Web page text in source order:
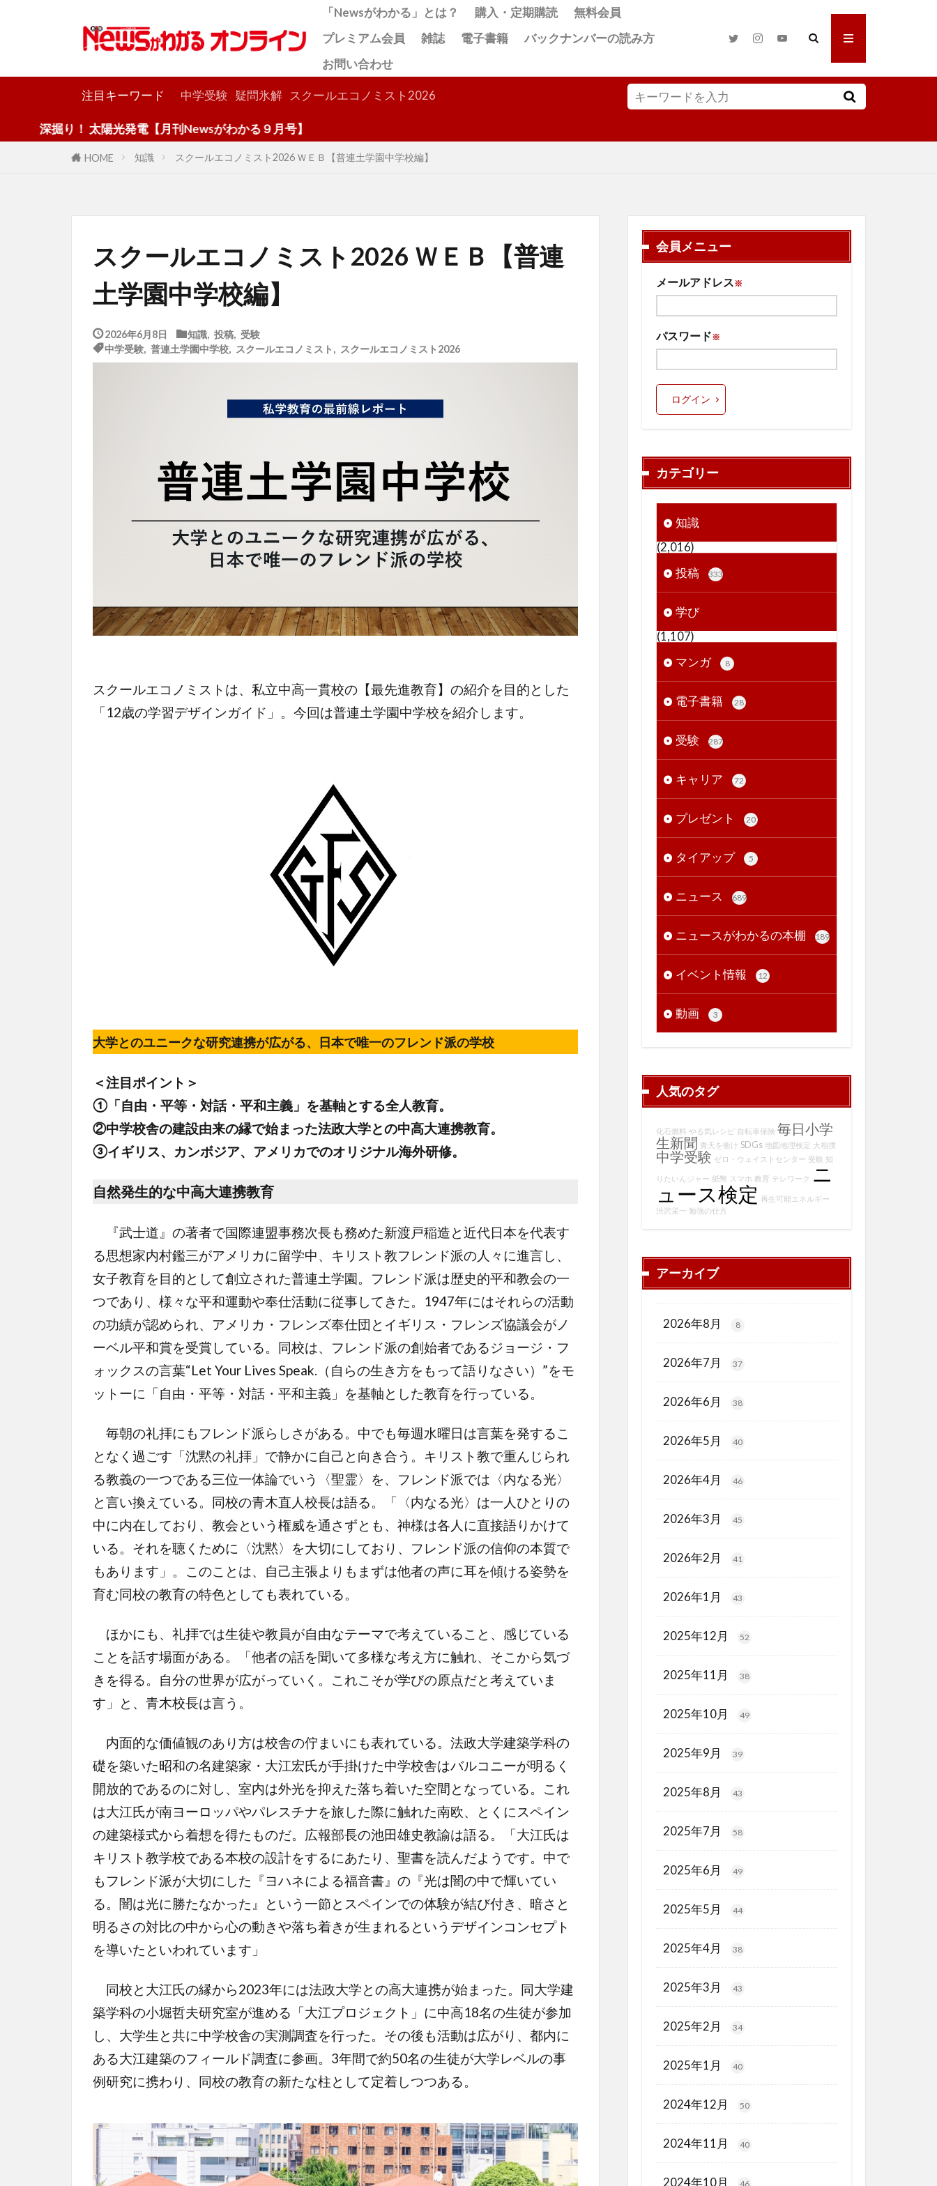
「Newsがわかる」とは？ 購入・定期購読
無料会員
プレミアム会員
雑誌 電子書籍
バックナンバーの読み方
お問い合わせ
注目キーワード 中学受験 疑問氷解 スクールエコノミスト2026
！ 太陽光発電【月刊Newsがわかる９月号】
HOME 知識 スクールエコノミスト2026 ＷＥＢ【普連土学園中学校編】
スクールエコノミスト2026 ＷＥＢ【普連
土学園中学校編】
2026年6月8日 知識 投稿
受験
中学受験, 普連土学園中学校, スクールエコノミスト スクールエコノミスト2026
スクールエコノミストは、私立中高一貫校の【最先進教育】の紹介を目的とした
「12歳の学習デザインガイド」。今回は普連土学園中学校を紹介します。
大学とのユニークな研究連携が広がる、日本で唯一のフレンド派の学校
＜注目ポイント＞
①「自由・平等・対話・平和主義」を基軸とする全人教育。
②中学校舎の建設由来の縁で始まった法政大学との中高大連携教育。
③イギリス、カンボジア、アメリカでのオリジナル海外研修。
自然発生的な中高大連携教育
『武士道』の著者で国際連盟事務次長も務めた新渡戸稲造と近代日本を代表す
る思想家内村鑑三がアメリカに留学中、キリスト教フレンド派の人々に進言し、
女子教育を目的として創立された普連土学園。フレンド派は歴史的平和教会の一
つであり、様々な平和運動や奉仕活動に従事してきた。1947年にはそれらの活動
の功績が認められ、アメリカ・フレンズ奉仕団とイギリス・フレンズ協議会がノ
ーベル平和賞を受賞している。同校は、フレンド派の創始者であるジョージ・フ
ォックスの言葉“Let Your Lives Speak.（自らの生き方をもって語りなさい）”をモ
ットーに「自由・平等・対話・平和主義」を基軸とした教育を行っている。
毎朝の礼拝にもフレンド派らしさがある。中でも毎週水曜日は言葉を発するこ
となく過ごす「沈黙の礼拝」で静かに自己と向き合う。キリスト教で重んじられ
る教義の一つである三位一体論でいう〈聖霊〉を、フレンド派では〈内なる光〉
と言い換えている。同校の青木直人校長は語る。「〈内なる光〉は一人ひとりの
中に内在しており、教会という権威を通さずとも、神様は各人に直接語りかけて
いる。それを聴くために〈沈黙〉を大切にしており、フレンド派の信仰の本質で
もあります」。このことは、自己主張よりもまずは他者の声に耳を傾ける姿勢を
育む同校の教育の特色としても表れている。
ほかにも、礼拝では生徒や教員が自由なテーマで考えていること、感じている
ことを話す場面がある。「他者の話を聞いて多様な考え方に触れ、そこから気づ
きを得る。自分の世界が広がっていく。これこそが学びの原点だと考えていま
す」と、青木校長は言う。
内面的な価値観のあり方は校舎の佇まいにも表れている。法政大学建築学科の
礎を築いた昭和の名建築家・大江宏氏が手掛けた中学校舎はバルコニーが明るく
開放的であるのに対し、室内は外光を抑えた落ち着いた空間となっている。これ
は大江氏が南ヨーロッパやパレスチナを旅した際に触れた南欧、とくにスペイン
の建築様式から着想を得たものだ。広報部長の池田雄史教諭は語る。「大江氏は
キリスト教学校である本校の設計をするにあたり、聖書を読んだようです。中で
もフレンド派が大切にした『ヨハネによる福音書』の『光は闇の中で輝いてい
る。闇は光に勝たなかった』という一節とスペインでの体験が結び付き、暗さと
明るさの対比の中から心の動きや落ち着きが生まれるというデザインコンセプト
を導いたといわれています」
同校と大江氏の縁から2023年には法政大学との高大連携が始まった。同大学建
築学科の小堀哲夫研究室が進める「大江プロジェクト」に中高18名の生徒が参加
し、大学生と共に中学校舎の実測調査を行った。その後も活動は広がり、都内に
ある大江建築のフィールド調査に参画。3年間で約50名の生徒が大学レベルの事
例研究に携わり、同校の教育の新たな柱として定着しつつある。
会員メニュー
メールアドレス※
パスワード※
ログイン
カテゴリー
知識
(2,016)
投稿
333
学び
(1,107)
マンガ
8
電子書籍 28
受験 287
キャリア 72
プレゼント 20
タイアップ 5
ニュース 689
ニュースがわかるの本棚 189
イベント情報 12
動画 3
人気のタグ
化石燃料 やる気レシピ 自転車保険 毎日小学
生新聞 青天を衝け SDGs 地図地理検定 大相撲
中学受験 ゼロ・ウェイストセンター 受験 知
りたいんジャー 紙幣 スマホ 教育 テレワーク ニ
ュース検定
再生可能エネルギー
渋沢栄一 勉強の仕方
アーカイブ
2026年8月 8
2026年7月 37
2026年6月 38
2026年5月 40
2026年4月 46
2026年3月 45
2026年2月 41
2026年1月 43
2025年12月 52
2025年11月 38
2025年10月 49
2025年9月 39
2025年8月 43
2025年7月 58
2025年6月 49
2025年5月 44
2025年4月 38
2025年3月 43
2025年2月 34
2025年1月 40
2024年12月 50
2024年11月 40
2024年10月 46
検索